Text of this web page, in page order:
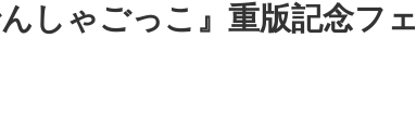
しゃごっこ』重版記念フェ